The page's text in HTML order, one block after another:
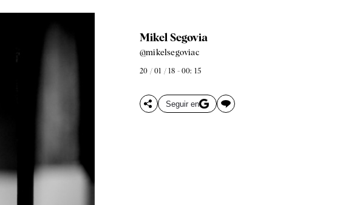
Mikel Segovia
@mikelsegoviac
20 / 01 / 18 - 00: 15
Seguir en